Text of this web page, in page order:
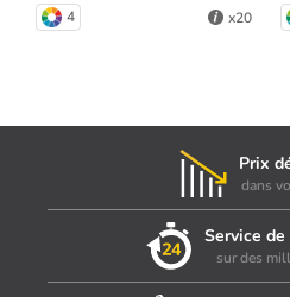
4 x20
Prix
dans
Service
sur des